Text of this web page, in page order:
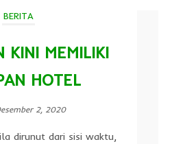
BERITA
KINI MEMILIKI
HOTEL
2, 2020
dirunut dari sisi waktu,